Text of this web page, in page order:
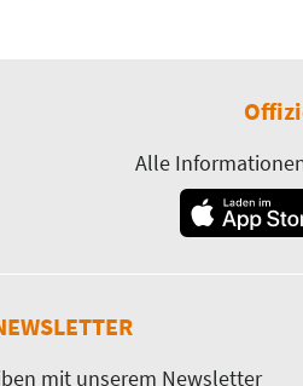
Alle
mit unserem Newsletter